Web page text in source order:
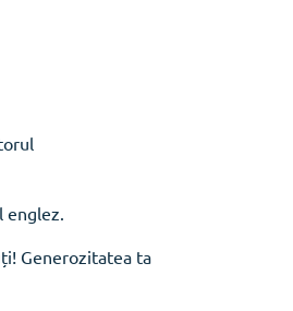
englez.
Generozitatea ta